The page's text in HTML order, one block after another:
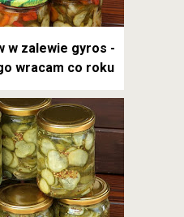
w zalewie gyros -
wracam co roku